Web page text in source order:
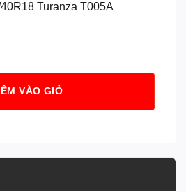
Turanza T005A
VÀO GIỎ